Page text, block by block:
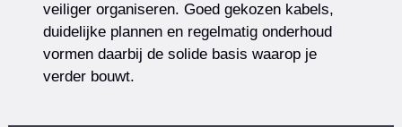
veiliger organiseren. Goed gekozen kabels,
duidelijke plannen en regelmatig onderhoud
vormen daarbij de solide basis waarop je
verder bouwt.